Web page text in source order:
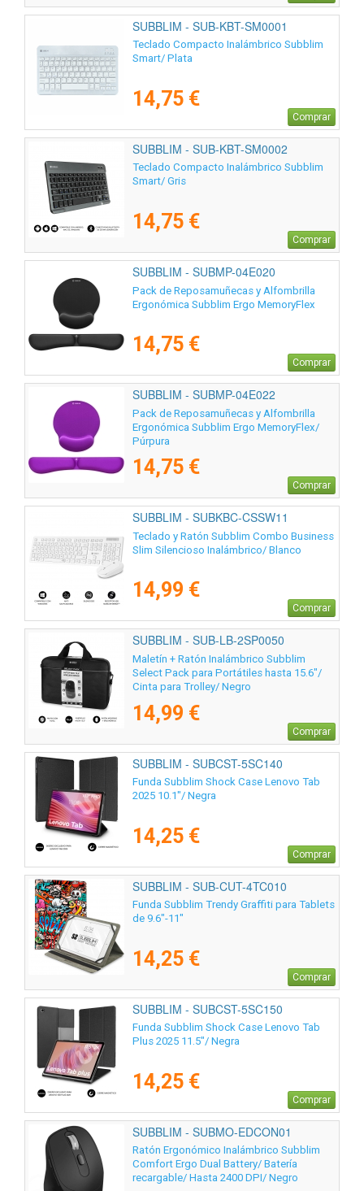
SUBBLIM - SUB-KBT-SM0001
Teclado Compacto Inalámbrico Subblim
Smart/ Plata
14,75 €
Comprar
SUBBLIM - SUB-KBT-SM0002
Teclado Compacto Inalámbrico Subblim
Smart/ Gris
14,75 €
Comprar
SUBBLIM - SUBMP-04E020
Pack de Reposamuñecas y Alfombrilla
Ergonómica Subblim Ergo MemoryFlex
14,75 €
Comprar
SUBBLIM - SUBMP-04E022
Pack de Reposamuñecas y Alfombrilla
Ergonómica Subblim Ergo MemoryFlex/
Púrpura
14,75 €
Comprar
SUBBLIM - SUBKBC-CSSW11
Teclado y Ratón Subblim Combo Business
Slim Silencioso Inalámbrico/ Blanco
14,99 €
Comprar
SUBBLIM - SUB-LB-2SP0050
Maletín + Ratón Inalámbrico Subblim
Select Pack para Portátiles hasta 15.6"/
Cinta para Trolley/ Negro
14,99 €
Comprar
SUBBLIM - SUBCST-5SC140
Funda Subblim Shock Case Lenovo Tab
2025 10.1"/ Negra
14,25 €
Comprar
SUBBLIM - SUB-CUT-4TC010
Funda Subblim Trendy Graffiti para Tablets
de 9.6"-11"
14,25 €
Comprar
SUBBLIM - SUBCST-5SC150
Funda Subblim Shock Case Lenovo Tab
Plus 2025 11.5"/ Negra
14,25 €
Comprar
SUBBLIM - SUBMO-EDCON01
Ratón Ergonómico Inalámbrico Subblim
Comfort Ergo Dual Battery/ Batería
recargable/ Hasta 2400 DPI/ Negro